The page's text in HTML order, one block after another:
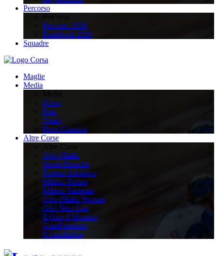
Percorso
Percorso 2026
Roadbook 2026
Squadre
Maglie
Media
News
Foto
Video
Press Contacts
Altre Corse
Giro d'Italia
Strade Bianche
Tirreno-Adriatico
Milano-Torino
Milano-Sanremo
Giro d'Italia Women
Giro Next Gen
Il Giro d'Abruzzo
GranPiemonte
Il Lombardia